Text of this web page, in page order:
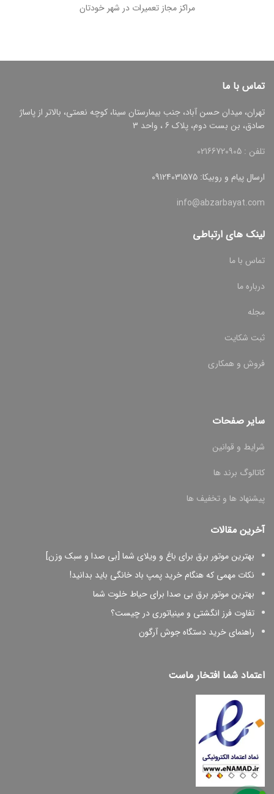
مراکز مجاز تعمیرات در شهر خودتان
تماس با ما
تهران، میدان حسن آباد، جنب بیمارستان سینا، کوچه نعمتی، بالاتر از پاساژ
صادق، بن بست دوم، پلاک 6 ، واحد 3
تلفن : 02166720905
ارسال پیام و روبیکا: 09124031575
info@abzarbayat.com
لینک های ارتباطی
تماس با ما
درباره ما
مجله
ثبت شکایت
فروش و همکاری
سایر صفحات
شرایط و قوانین
کاتالوگ برند ها
پیشنهاد ها و تخفیف ها
آخرین مقالات
بهترین موتور برق برای باغ و ویلای شما [بی صدا و سبک وزن]
نکات مهمی که هنگام خرید پمپ باد خانگی باید بدانید!
بهترین موتور برق بی صدا برای حیاط خلوت شما
تفاوت فرز انگشتی و مینیاتوری در چیست؟
راهنمای خرید دستگاه جوش آرگون
اعتماد شما افتخار ماست